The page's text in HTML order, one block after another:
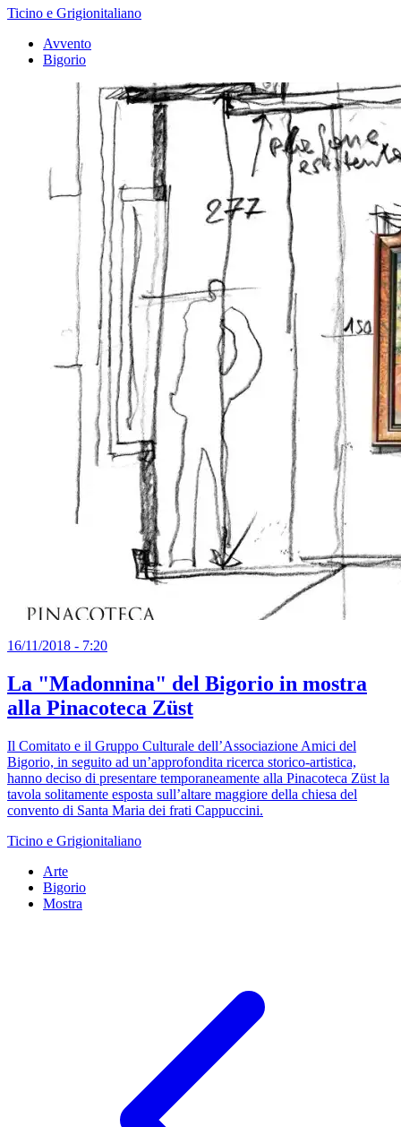
Ticino e Grigionitaliano
Avvento
Bigorio
16/11/2018 - 7:20
La "Madonnina" del Bigorio in mostra
alla Pinacoteca Züst
Il Comitato e il Gruppo Culturale dell’Associazione Amici del
Bigorio, in seguito ad un’approfondita ricerca storico-artistica,
hanno deciso di presentare temporaneamente alla Pinacoteca Züst la
tavola solitamente esposta sull’altare maggiore della chiesa del
convento di Santa Maria dei frati Cappuccini.
Ticino e Grigionitaliano
Arte
Bigorio
Mostra